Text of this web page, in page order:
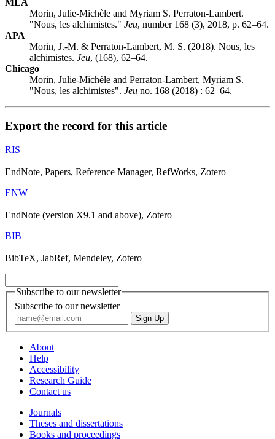
MLA
Morin, Julie-Michèle and Myriam S. Perraton-Lambert.
"Nous, les alchimistes." Jeu, number 168 (3), 2018, p. 62–64.
APA
Morin, J.-M. & Perraton-Lambert, M. S. (2018). Nous, les
alchimistes. Jeu, (168), 62–64.
Chicago
Morin, Julie-Michèle and Perraton-Lambert, Myriam S.
"Nous, les alchimistes". Jeu no. 168 (2018) : 62–64.
Export the record for this article
RIS
EndNote, Papers, Reference Manager, RefWorks, Zotero
ENW
EndNote (version X9.1 and above), Zotero
BIB
BibTeX, JabRef, Mendeley, Zotero
Subscribe to our newsletter
Subscribe to our newsletter
About
Help
Accessibility
Research Guide
Contact us
Journals
Theses and dissertations
Books and proceedings